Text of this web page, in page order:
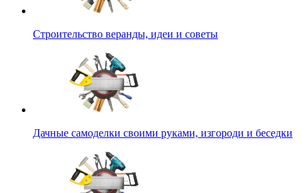
Строительство веранды, идеи и советы
Дачные самоделки своими руками, изгороди и беседки